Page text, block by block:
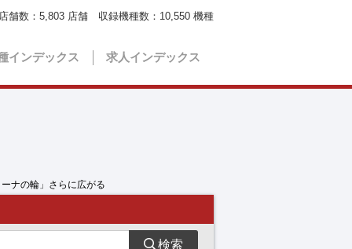
インデックス 求人インデックス
舗数： 5,803 店舗 収録機種数： 10,550 機種
ナの輪」さらに広がる
検索